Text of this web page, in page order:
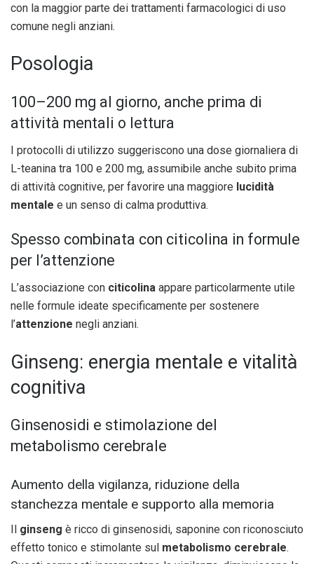
con la maggior parte dei trattamenti farmacologici di uso
comune negli anziani.
Posologia
100–200 mg al giorno, anche prima di
attività mentali o lettura
I protocolli di utilizzo suggeriscono una dose giornaliera di
L-teanina tra 100 e 200 mg, assumibile anche subito prima
di attività cognitive, per favorire una maggiore lucidità
mentale e un senso di calma produttiva.
Spesso combinata con citicolina in formule
per l’attenzione
L’associazione con citicolina appare particolarmente utile
nelle formule ideate specificamente per sostenere
l’attenzione negli anziani.
Ginseng: energia mentale e vitalità
cognitiva
Ginsenosidi e stimolazione del
metabolismo cerebrale
Aumento della vigilanza, riduzione della
stanchezza mentale e supporto alla memoria
ginseng è ricco di ginsenosidi, saponine con riconosciuto
effetto tonico e stimolante sul metabolismo cerebrale.